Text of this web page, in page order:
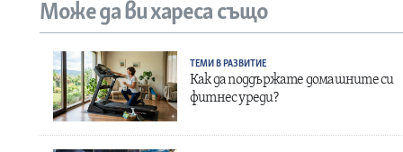
Може да ви хареса също
ТЕМИ В РАЗВИТИЕ
Как да поддържате домашните си
фитнес уреди?